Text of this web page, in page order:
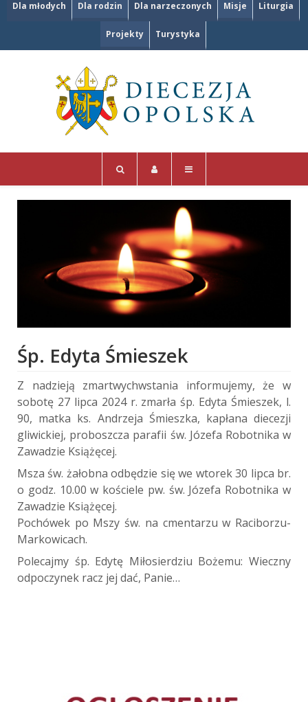
Dla młodych Dla rodzin Dla narzeczonych Misje Liturgia
Projekty Turystyka
Śp. Edyta Śmieszek
Z nadzieją zmartwychwstania informujemy, że w
sobotę 27 lipca 2024 r. zmarła śp. Edyta Śmieszek, l.
90, matka ks. Andrzeja Śmieszka, kapłana diecezji
gliwickiej, proboszcza parafii św. Józefa Robotnika w
Zawadzie Książęcej.
Msza św. żałobna odbędzie się we wtorek 30 lipca br.
o godz. 10.00 w kościele pw. św. Józefa Robotnika w
Zawadzie Książęcej.
Pochówek po Mszy św. na cmentarzu w Raciborzu-
Markowicach.
Polecajmy śp. Edytę Miłosierdziu Bożemu: Wieczny
odpoczynek racz jej dać, Panie…